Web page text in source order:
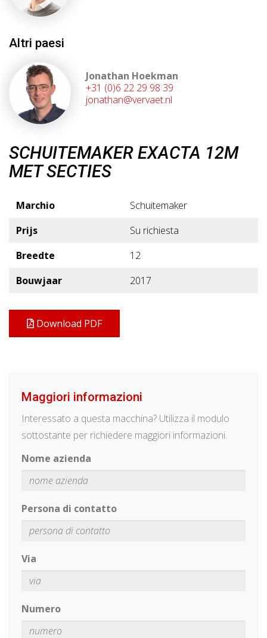
Altri paesi
Jonathan Hoekman
+31 (0)6 22 29 98 39
jonathan@vervaet.nl
SCHUITEMAKER EXACTA 12M
MET SECTIES
Marchio
Schuitemaker
Prijs
Su richiesta
Breedte
12
Bouwjaar
2017
Download PDF
Maggiori informazioni
Interessato a questa macchina? Utilizza il modulo
sottostante per richiedere maggiori informazioni.
Nome azienda
Persona di contatto
Via
Numero